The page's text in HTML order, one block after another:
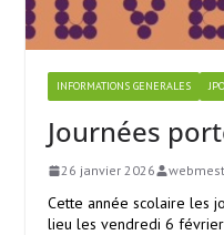
INFORMATIONS GENERALES JPO
Journées
26 janvier 2026
Cette année scolaire les
lieu les vendredi 6